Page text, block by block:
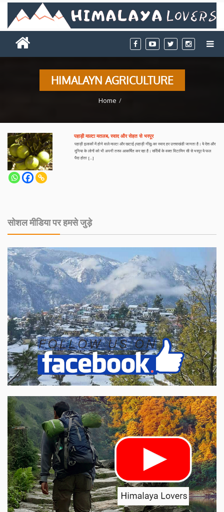
HIMALAYN AGRICULTURE
Home
पहाड़ी माल्टा मतलब, स्वाद और सेहत से भरपूर
पहाड़ी इलाकों में होने वाले माल्टा और खटाई (पहाड़ी नींबू) का स्वाद हर उत्तराखंडी जानता है। ये देश और
दुनिया के लोगों को भी अपनी तरफ आकर्षित कर रहा है। सर्दियों के वक्त विटामिन सी से भरपूर ये फल
पैदा होता […]
सोशल मीडिया पर हमसे जुड़े